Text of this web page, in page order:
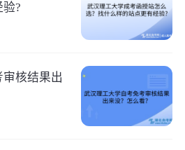
?
核结果出